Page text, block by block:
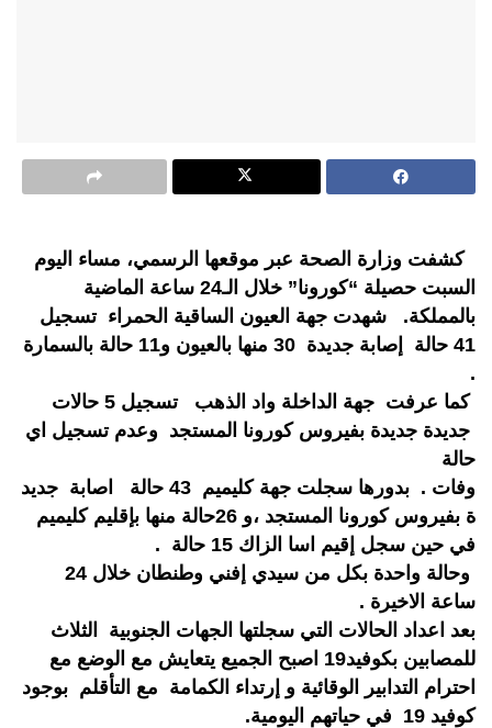
كشفت وزارة الصحة عبر موقعها الرسمي، مساء اليوم
السبت حصيلة “كورونا” خلال الـ24 ساعة الماضية
بالمملكة. شهدت جهة العيون الساقية الحمراء تسجيل
41 حالة إصابة جديدة 30 منها بالعيون و11 حالة بالسمارة
.
كما عرفت جهة الداخلة واد الذهب تسجيل 5 حالات
جديدة جديدة بفيروس كورونا المستجد وعدم تسجيل اي
حالة
وفات . بدورها سجلت جهة كليميم 43 حالة اصابة جديد
ة بفيروس كورونا المستجد ،و 26حالة منها بإقليم كليميم
في حين سجل إقيم اسا الزاك 15 حالة .
وحالة واحدة بكل من سيدي إفني وطنطان خلال 24
ساعة الاخيرة .
بعد اعداد الحالات التي سجلتها الجهات الجنوبية الثلاث
للمصابين بكوفيد19 اصبح الجميع يتعايش مع الوضع مع
احترام التدابير الوقائية و إرتداء الكمامة مع التأقلم بوجود
كوفيد 19 في حياتهم اليومية.